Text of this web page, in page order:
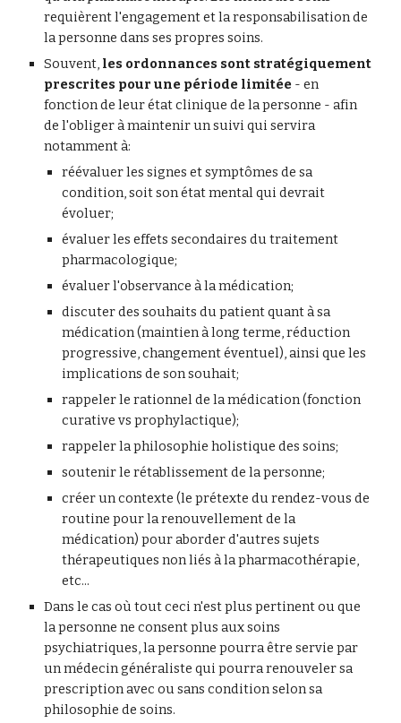
requièrent l'engagement et la responsabilisation de
la personne dans ses propres soins.
Souvent, les ordonnances sont stratégiquement
prescrites pour une période limitée - en
fonction de leur état clinique de la personne - afin
de l'obliger à maintenir un suivi qui servira
notamment à:
réévaluer les signes et symptômes de sa
condition, soit son état mental qui devrait
évoluer;
évaluer les effets secondaires du traitement
pharmacologique;
évaluer l'observance à la médication;
discuter des souhaits du patient quant à sa
médication (maintien à long terme, réduction
progressive, changement éventuel), ainsi que les
implications de son souhait;
rappeler le rationnel de la médication (fonction
curative vs prophylactique);
rappeler la philosophie holistique des soins;
soutenir le rétablissement de la personne;
créer un contexte (le prétexte du rendez-vous de
routine pour la renouvellement de la
médication) pour aborder d'autres sujets
thérapeutiques non liés à la pharmacothérapie,
etc...
Dans le cas où tout ceci n'est plus pertinent ou que
la personne ne consent plus aux soins
psychiatriques, la personne pourra être servie par
un médecin généraliste qui pourra renouveler sa
prescription avec ou sans condition selon sa
philosophie de soins.